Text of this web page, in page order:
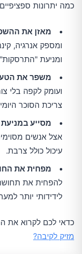
כמה יתרונות
מאזן את
ומספק אנרגיה,
ומניעת
משפר את
ועומק לקפה בלי
צריכת הסוכר
מסייע
אצל אנשים
עיכול כולל צרבת.
מפחית את
להפחית את
לידידותי יותר
כדאי לכם לקרוא את
מזיק לקיבה?